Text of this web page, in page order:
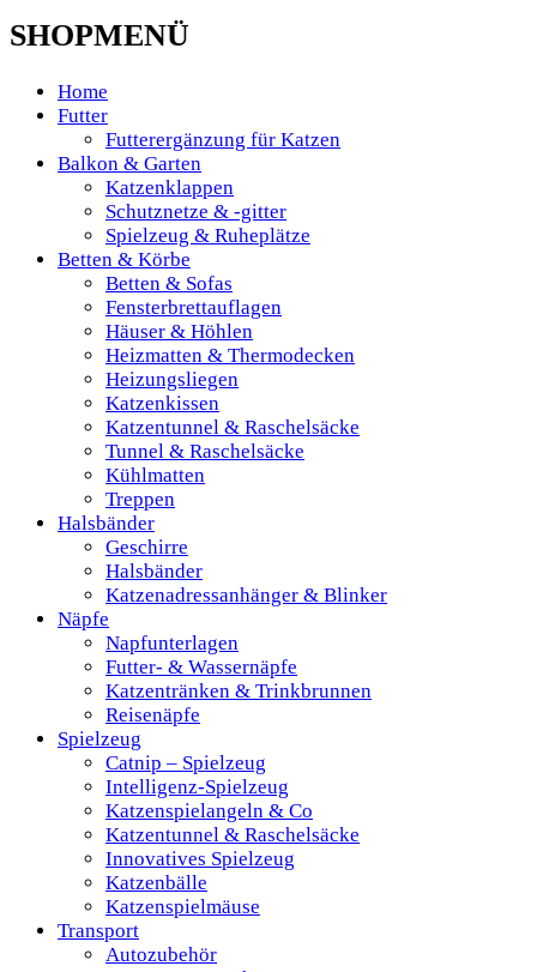
SHOPMENÜ
Home
Futter
Futterergänzung für Katzen
Balkon & Garten
Katzenklappen
Schutznetze & -gitter
Spielzeug & Ruheplätze
Betten & Körbe
Betten & Sofas
Fensterbrettauflagen
Häuser & Höhlen
Heizmatten & Thermodecken
Heizungsliegen
Katzenkissen
Katzentunnel & Raschelsäcke
Tunnel & Raschelsäcke
Kühlmatten
Treppen
Halsbänder
Geschirre
Halsbänder
Katzenadressanhänger & Blinker
Näpfe
Napfunterlagen
Futter- & Wassernäpfe
Katzentränken & Trinkbrunnen
Reisenäpfe
Spielzeug
Catnip – Spielzeug
Intelligenz-Spielzeug
Katzenspielangeln & Co
Katzentunnel & Raschelsäcke
Innovatives Spielzeug
Katzenbälle
Katzenspielmäuse
Transport
Autozubehör